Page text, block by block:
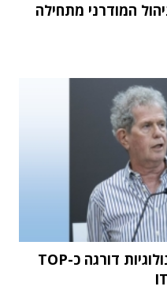
המודרני מתחילה
מחקר STKI השנתי: וואן טכנולוגיות דורגה כ-TOP